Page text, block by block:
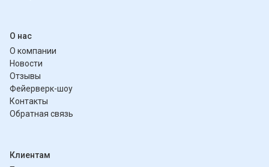
О нас
О компании
Новости
Отзывы
Фейерверк-шоу
Контакты
Обратная связь
Клиентам